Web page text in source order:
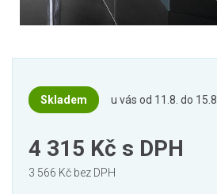
Skladem u vás od 11.8. do 15.8.
4 315 Kč s DPH
3 566 Kč bez DPH